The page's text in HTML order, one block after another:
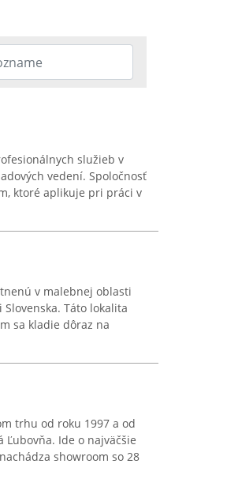
služieb v
vedení. Spoločnosť
ktoré aplikuje pri práci v
v malebnej oblasti
Táto lokalita
sa kladie dôraz na
trhu od roku 1997 a od
Ide o najväčšie
showroom so 28